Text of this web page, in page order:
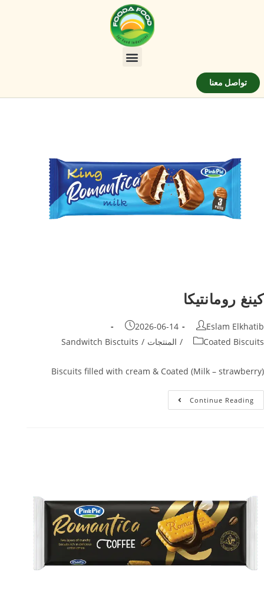
تواصل معنا
كينغ رومانتيكا
Eslam Elkhatib
2026-06-14
Coated Biscuits
/ المنتجات /
Sandwitch Bisctuits
Biscuits filled with cream & Coated (Milk – strawberry)
Continue Reading